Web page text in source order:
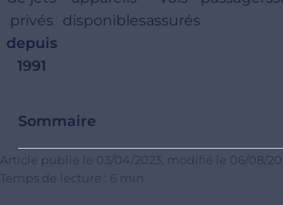
privés
depuis
1991
disponiblesassurés
Sommaire
Article publié le 03/04/2023 , modifié le 06/08/
Temps de lecture : 6 min